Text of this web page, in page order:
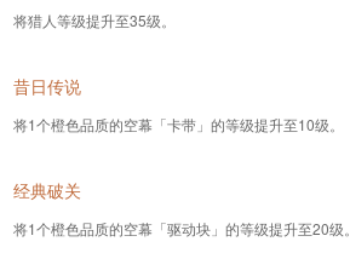
将猎人等级提升至35级。
昔日传说
将1个橙色品质的空幕「卡带」的等级提升至10级。
经典破关
将1个橙色品质的空幕「驱动块」的等级提升至20级。